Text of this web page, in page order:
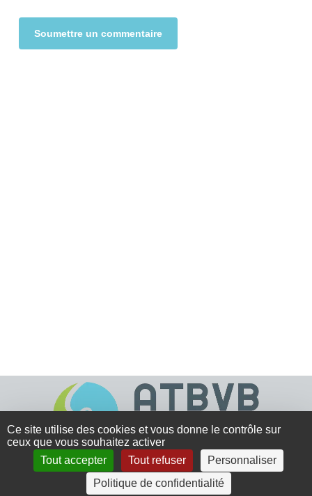
4 rue Crec’h-Ugen
Ce site utilise des cookies et vous donne le contrôle sur
ceux que vous souhaitez activer
Tout accepter
Tout refuser
Personnaliser
Politique de confidentialité